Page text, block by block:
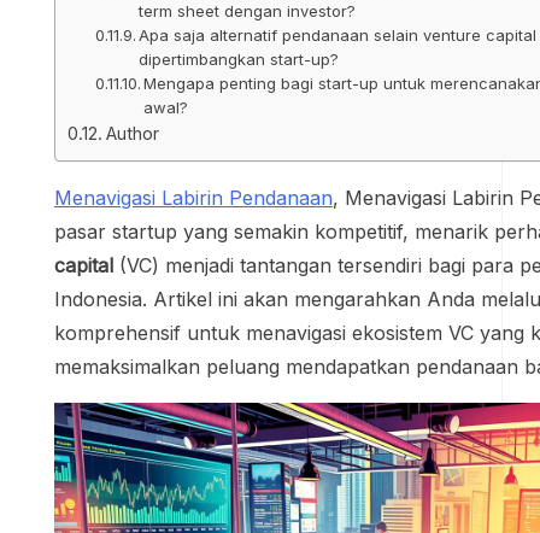
term sheet dengan investor?
Apa saja alternatif pendanaan selain venture
dipertimbangkan start-up?
Mengapa penting bagi start-up untuk
awal?
Author
Menavigasi Labirin Pendanaan, Menavigasi Labirin
pasar startup yang semakin kompetitif, menarik
capital (VC) menjadi tantangan tersendiri bagi para
Indonesia. Artikel ini akan mengarahkan Anda
komprehensif untuk menavigasi ekosistem VC yang
memaksimalkan peluang mendapatkan pendanaan